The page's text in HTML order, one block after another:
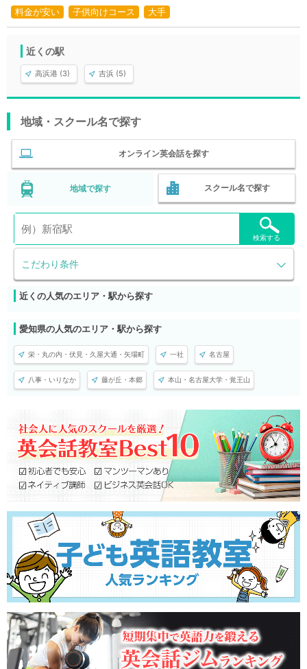
料金が安い 子供向けコース 大手
近くの駅
高浜港 (3) 吉浜 (5)
地域・スクール名で探す
オンライン英会話を探す
地域で探す スクール名で探す
こだわり条件
検索する
近くの人気のエリア・駅から探す
愛知県の人気のエリア・駅から探す
栄・丸の内・伏見・久屋大通・矢場町 一社 名古屋
八事・いりなか 藤が丘・本郷 本山・名古屋大学・覚王山